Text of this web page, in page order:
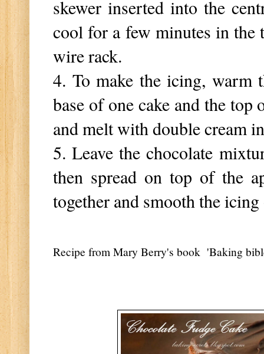
skewer inserted into the
cool for a few minutes in
wire rack.
4. To make the icing, warm
base of one cake and the
and melt with double cream
5. Leave the chocolate
then spread on top of the
together and smooth the
Recipe from Mary Berry's book 'Baking